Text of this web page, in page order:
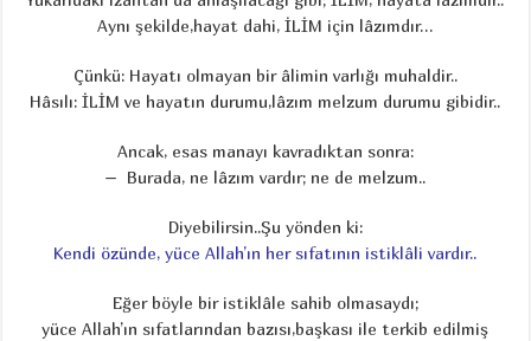
Aynı şekilde,hayat dahi, İLİM için lâzımdır…
Çünkü: Hayatı olmayan bir âlimin varlığı muhaldir..
Hâsılı: İLİM ve hayatın durumu,lâzım melzum durumu gibidir..
Ancak, esas manayı kavradıktan sonra:
– Burada, ne lâzım vardır; ne de melzum..
Diyebilirsin..Şu yönden ki:
Kendi özünde, yüce Allah’ın her sıfatının istiklâli vardır..
Eğer böyle bir istiklâle sahib olmasaydı;
yüce Allah’ın sıfatlarından bazısı,başkası ile terkib edilmiş